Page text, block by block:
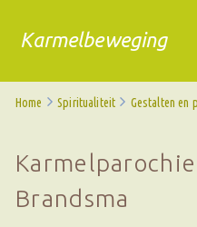
Home Spiritualiteit Gestalten en
Brandsma
Karmelbeweging